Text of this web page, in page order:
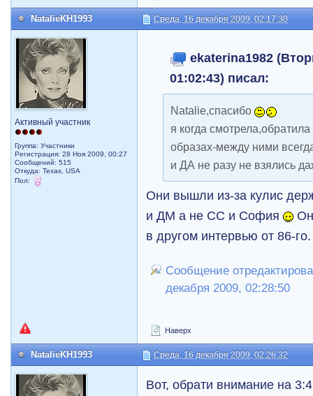
NatalieKH1993 Среда, 16 декабря 2009, 02:17:30
Активный участник
Группа: Участники
Регистрация: 28 Ноя 2009, 00:27
Сообщений: 515
Откуда: Texas, USA
Пол:
ekaterina1982
01:02:43) писал:
Natalie,спасибо
я когда
образах-между ними
и ДА не разу не взялись
Они вышли из-за кулис
и ДМ а не СС и София
в другом интервью от 86-
Сообщение
декабря 2009, 02:28:50
Наверх
NatalieKH1993 Среда, 16 декабря 2009, 02:26:32
Вот, обрати внимание на